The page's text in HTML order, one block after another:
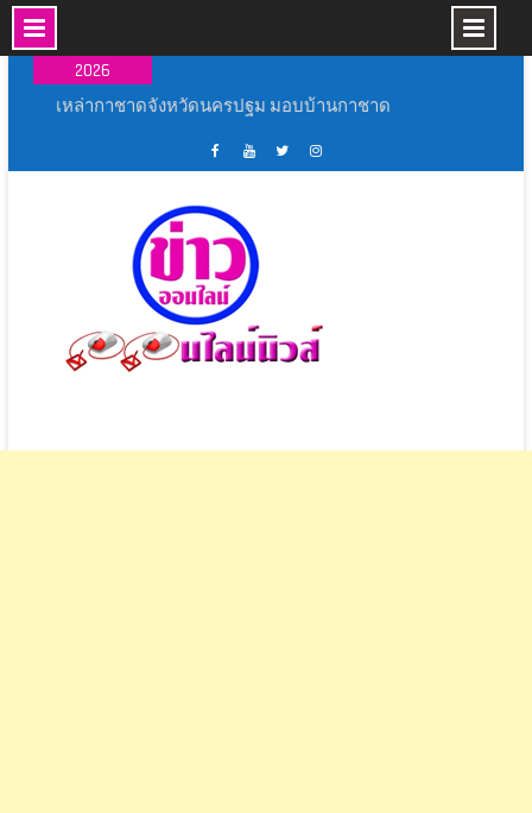
Skip
content
2026
เหล่ากาชาดจังหวัดนครปฐม มอบบ้านกาชาด
กำแพงแสน
เกล้าโปรดกระหม่อม ให้ผู้ว่าราชการจังหวัด
นครปฐม เชิญผ้าไตรและเครื่องสังฆทาน
พระราชทานไปถวายแด่สมเด็จพระพุทธโฆษาจาร
ย์ (ประยุทธ์ ปยุตฺโต) เจ้าอาวาสวัดญาณเวศกวัน
อำเภอสามพราน จังหวัดนครปฐม
มหาวิทยาลัยราชภัฏนครปฐม จัดนิทรรศการ
นวัตกรรมผลิตภัณฑ์ชุมชน 2569 ยกระดับสินค้า
บุ้ค
ศูนย์
ข่าว
ออนไลน์
นิ
วส์
ทู้
ปอ
อน
ไลน์
นิ